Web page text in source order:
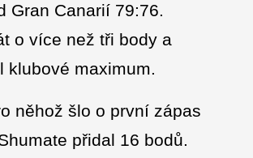
Gran Canarií 79:76.
o více než tři body a
klubové maximum.
něhož šlo o první zápas
přidal 16 bodů.